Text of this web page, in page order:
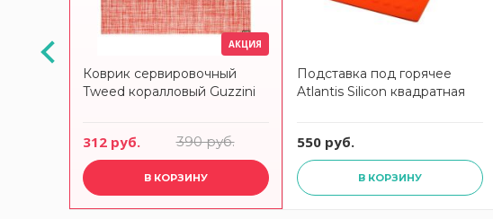
АКЦИЯ
Коврик сервировочный
Tweed коралловый Guzzini
312 руб. 390 руб.
В КОРЗИНУ
Подставка под горячее
Atlantis Silicon квадратная
550 руб.
В КОРЗИНУ